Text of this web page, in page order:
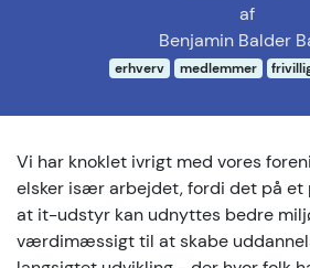
af
Benjamin Balder
erhverv medlemmer
Vi har knoklet ivrigt med vores
elsker især arbejdet, fordi det på et
at it-udstyr kan udnyttes bedre
værdimæssigt til at skabe